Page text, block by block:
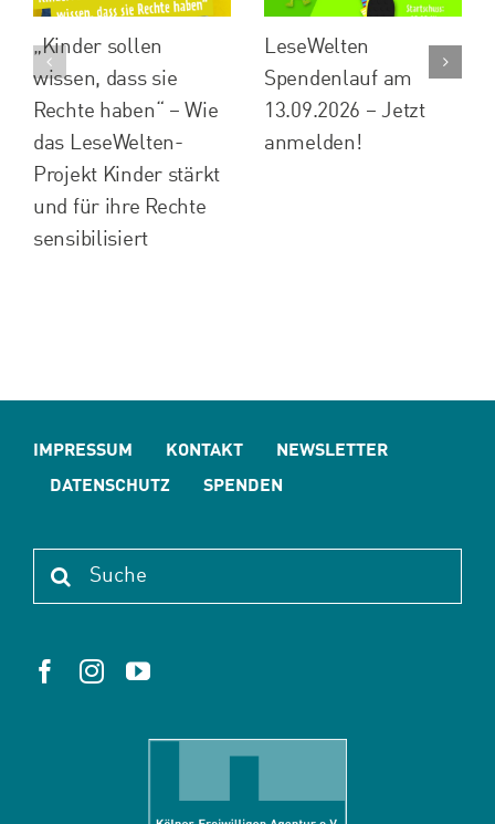
„Kinder sollen
wissen, dass sie
Rechte haben“ – Wie
das LeseWelten-
Projekt Kinder stärkt
und für ihre Rechte
sensibilisiert
LeseWelten
Spendenlauf am
13.09.2026 – Jetzt
anmelden!
IMPRESSUM KONTAKT
NEWSLETTER
DATENSCHUTZ
SPENDEN
Suche